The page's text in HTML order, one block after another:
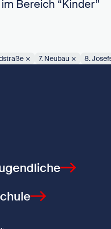
Bereich “Kinder”
7. Neubau 8.